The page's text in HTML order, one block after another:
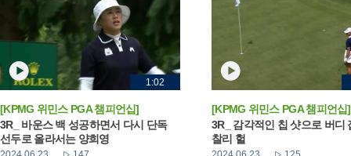
1:02
[KPMG 위민스 PGA 챔피언십]
3R_ 바운스 백 성공하면서 다시 단독
선두로 올라서는 양희영
[KPMG 위민스 PGA 챔피언십]
3R_ 감각적인 칩 샷으로 버디
찰리 헐